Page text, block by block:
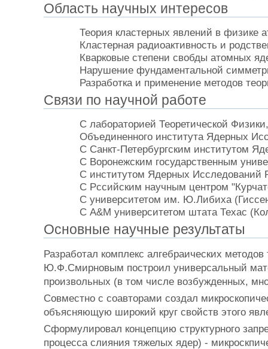
Область научных интересов
Теория кластерных явлений в физике
Кластерная радиоактивность и
Кварковые степени свобды атомных
Нарушение фундаментальной
Разработка и применение методов
Связи по научной работе
С лабораторией Теоретической
Объединенного института Ядерных
С Санкт-Петербургским институтом
С Воронежским государственным
С институтом Ядерных Исследований
С Рссийским научным центром
С университетом им. Ю.Либиха
С A&M университетом штата Техас
Основные научные результаты
Разработал комплекс алгебраических
Ю.Ф.Смирновым построил универсальный
произвольных (в том числе возбужденных,
Совместно с соавторами создал
объясняющую широкий круг свойств этого
Сформулировал концепцию структурного
процесса слияния тяжелых ядер) -